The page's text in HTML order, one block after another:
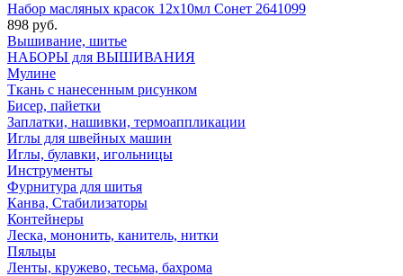
Набор масляных красок 12х10мл Сонет 2641099
898 руб.
Вышивание, шитье
НАБОРЫ для ВЫШИВАНИЯ
Мулине
Ткань с нанесенным рисунком
Бисер, пайетки
Заплатки, нашивки, термоаппликации
Иглы для швейных машин
Иглы, булавки, игольницы
Инструменты
Фурнитура для шитья
Канва, Стабилизаторы
Контейнеры
Леска, мононить, канитель, нитки
Пяльцы
Ленты, кружево, тесьма, бахрома